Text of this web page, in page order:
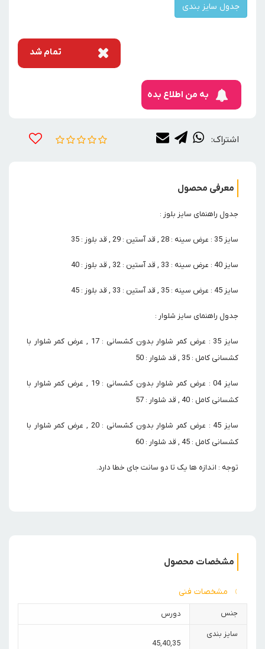
جدول سایز بندی
تمام شد
به من اطلاع بده
اشتراک:
معرفی محصول
جدول راهنمای سایز بلوز :
سایز 35 : عرض سینه : 28 , قد آستین : 29 , قد بلوز : 35
سایز 40 : عرض سینه : 33 , قد آستین : 32 , قد بلوز : 40
سایز 45 : عرض سینه : 35 , قد آستین : 33 , قد بلوز : 45
جدول راهنمای سایز شلوار :
سایز 35 : عرض کمر شلوار بدون کشسانی : 17 , عرض کمر شلوار با
کشسانی کامل : 35 , قد شلوار : 50
سایز 04 : عرض کمر شلوار بدون کشسانی : 19 , عرض کمر شلوار با
کشسانی کامل : 40 , قد شلوار : 57
سایز 45 : عرض کمر شلوار بدون کشسانی : 20 , عرض کمر شلوار با
کشسانی کامل : 45 , قد شلوار : 60
توجه : اندازه ها یک تا دو سانت جای خطا دارد.
مشخصات محصول
مشخصات فنی
جنس دورس
سایز بندی
35
,
40
,
45